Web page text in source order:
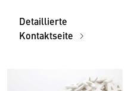
Detaillierte
Kontaktseite